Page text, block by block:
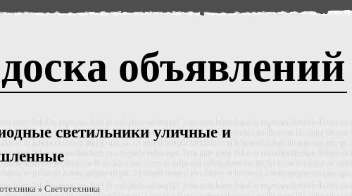
объявлений
светильники уличные и
»Светотехника